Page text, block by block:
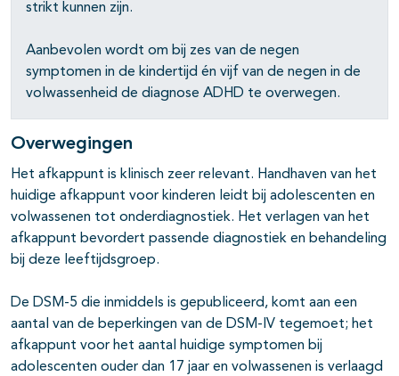
strikt kunnen zijn.
Aanbevolen wordt om bij zes van de negen
symptomen in de kindertijd én vijf van de negen in de
volwassenheid de diagnose ADHD te overwegen.
Overwegingen
Het afkappunt is klinisch zeer relevant. Handhaven van het
huidige afkappunt voor kinderen leidt bij adolescenten en
volwassenen tot onderdiagnostiek. Het verlagen van het
afkappunt bevordert passende diagnostiek en behandeling
bij deze leeftijdsgroep.
De DSM-5 die inmiddels is gepubliceerd, komt aan een
aantal van de beperkingen van de DSM-IV tegemoet; het
afkappunt voor het aantal huidige symptomen bij
adolescenten ouder dan 17 jaar en volwassenen is verlaagd